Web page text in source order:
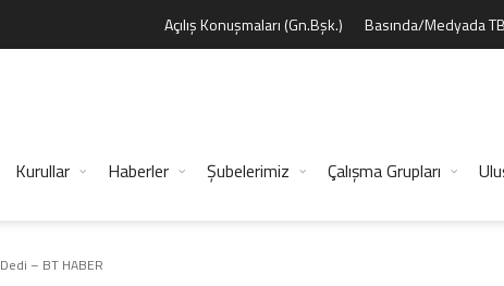
Açılış Konuşmaları (Gn.Bşk.) Basında/Medyada
Kurullar Haberler Şubelerimiz Çalışma Grupları
– BT HABER